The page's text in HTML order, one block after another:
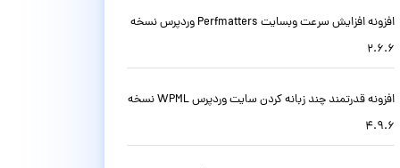
افزونه افزایش سرعت وبسایت Perfmatters وردپرس نسخه
2.6.6
افزونه قدرتمند چند زبانه کردن سایت وردپرس WPML نسخه
4.9.6